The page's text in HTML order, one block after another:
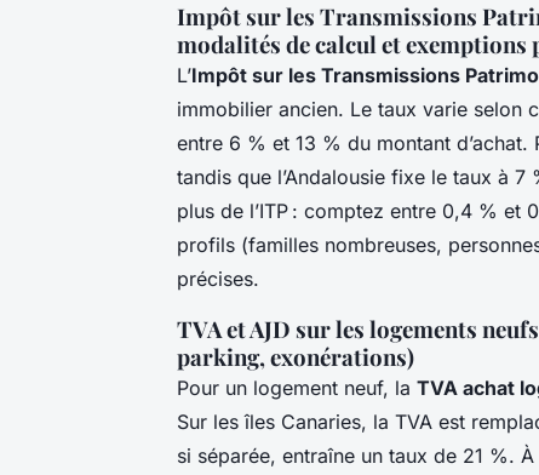
Impôt sur les Transmissions
modalités de calcul et exemptions
L’Impôt sur les Transmissions
immobilier ancien. Le taux varie selon
entre 6 % et 13 % du montant d’achat.
tandis que l’Andalousie fixe le taux à
plus de l’ITP : comptez entre 0,4 % et
profils (familles nombreuses,
précises.
TVA et AJD sur les logements
parking, exonérations)
Pour un logement neuf, la TVA achat
Sur les îles Canaries, la TVA est
si séparée, entraîne un taux de 21 %.